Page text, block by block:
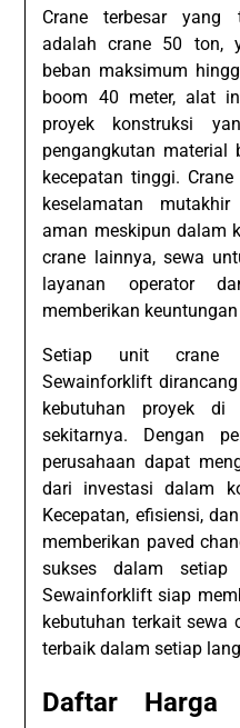
Crane terbesar yang
adalah crane 50 ton,
beban maksimum
boom 40 meter, alat
proyek konstruksi
pengangkutan material
kecepatan tinggi.
keselamatan
aman meskipun dalam
crane lainnya, sewa
layanan operator
memberikan
Setiap unit crane
Sewainforklift
kebutuhan proyek di
sekitarnya. Dengan
perusahaan dapat
dari investasi dalam
Kecepatan, efisiensi,
memberikan paved
sukses dalam setiap
Sewainforklift siap
kebutuhan terkait sewa
terbaik dalam setiap
Daftar